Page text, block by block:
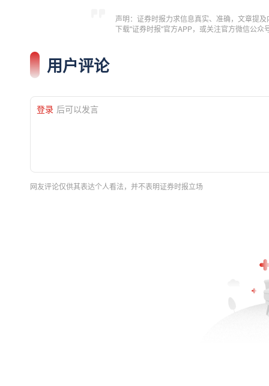
声明：证券时报力求信息真实、准确，文章提
下载"证券时报"官方APP，或关注官方微信公
用户评论
登录 后可以发言
网友评论仅供其表达个人看法，并不表明证券时报立场